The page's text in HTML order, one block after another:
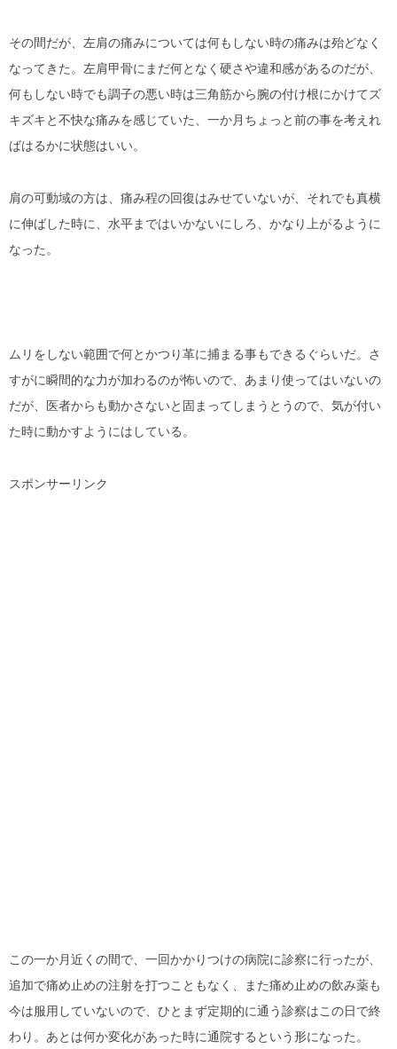
その間だが、左肩の痛みについては何もしない時の痛みは殆どなく
なってきた。左肩甲骨にまだ何となく硬さや違和感があるのだが、
何もしない時でも調子の悪い時は三角筋から腕の付け根にかけてズ
キズキと不快な痛みを感じていた、一か月ちょっと前の事を考えれ
ばはるかに状態はいい。
肩の可動域の方は、痛み程の回復はみせていないが、それでも真横
に伸ばした時に、水平まではいかないにしろ、かなり上がるように
なった。
ムリをしない範囲で何とかつり革に捕まる事もできるぐらいだ。さ
すがに瞬間的な力が加わるのが怖いので、あまり使ってはいないの
だが、医者からも動かさないと固まってしまうとうので、気が付い
た時に動かすようにはしている。
スポンサーリンク
この一か月近くの間で、一回かかりつけの病院に診察に行ったが、
追加で痛め止めの注射を打つこともなく、また痛め止めの飲み薬も
今は服用していないので、ひとまず定期的に通う診察はこの日で終
わり。あとは何か変化があった時に通院するという形になった。